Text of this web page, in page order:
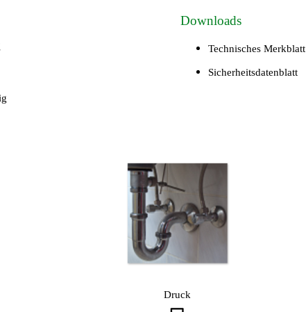
Downloads
Technisches Merkblatt
Sicherheitsdatenblatt
Druck